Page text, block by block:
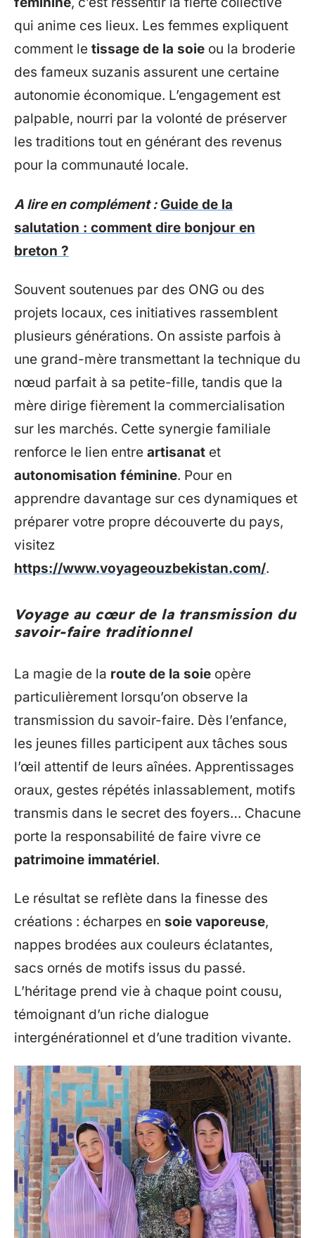
qui anime ces lieux. Les femmes expliquent
comment le tissage de la soie ou la broderie
des fameux suzanis assurent une certaine
autonomie économique. L’engagement est
palpable, nourri par la volonté de préserver
les traditions tout en générant des revenus
pour la communauté locale.
A lire en complément : Guide de la
salutation : comment dire bonjour en
breton ?
Souvent soutenues par des ONG ou des
projets locaux, ces initiatives rassemblent
plusieurs générations. On assiste parfois à
une grand-mère transmettant la technique du
nœud parfait à sa petite-fille, tandis que la
mère dirige fièrement la commercialisation
sur les marchés. Cette synergie familiale
renforce le lien entre artisanat et
autonomisation féminine. Pour en
apprendre davantage sur ces dynamiques et
préparer votre propre découverte du pays,
visitez
https://www.voyageouzbekistan.com/.
Voyage au cœur de la transmission du
savoir-faire traditionnel
La magie de la route de la soie opère
particulièrement lorsqu’on observe la
transmission du savoir-faire. Dès l’enfance,
les jeunes filles participent aux tâches sous
l’œil attentif de leurs aînées. Apprentissages
oraux, gestes répétés inlassablement, motifs
transmis dans le secret des foyers… Chacune
porte la responsabilité de faire vivre ce
patrimoine immatériel.
Le résultat se reflète dans la finesse des
créations : écharpes en soie vaporeuse,
nappes brodées aux couleurs éclatantes,
sacs ornés de motifs issus du passé.
L’héritage prend vie à chaque point cousu,
témoignant d’un riche dialogue
intergénérationnel et d’une tradition vivante.